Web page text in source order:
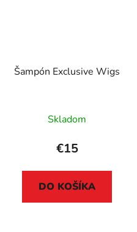
Šampón Exclusive Wigs
Skladom
€15
DO KOŠÍKA